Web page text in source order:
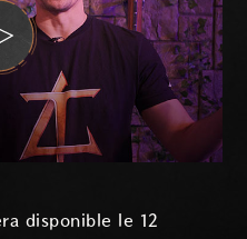
disponible le 12